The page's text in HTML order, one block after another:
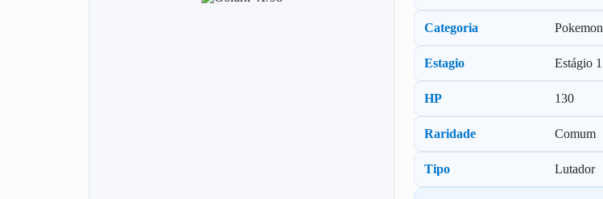
Categoria Pokemon
Estagio Estágio 1
HP 130
Raridade Comum
Tipo Lutador